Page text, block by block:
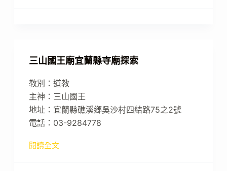
三山國王廟宜蘭縣寺廟探索
教別：道教
主神：三山國王
地址：宜蘭縣礁溪鄉吳沙村四結路75之2號
電話：03-9284778
閱讀全文